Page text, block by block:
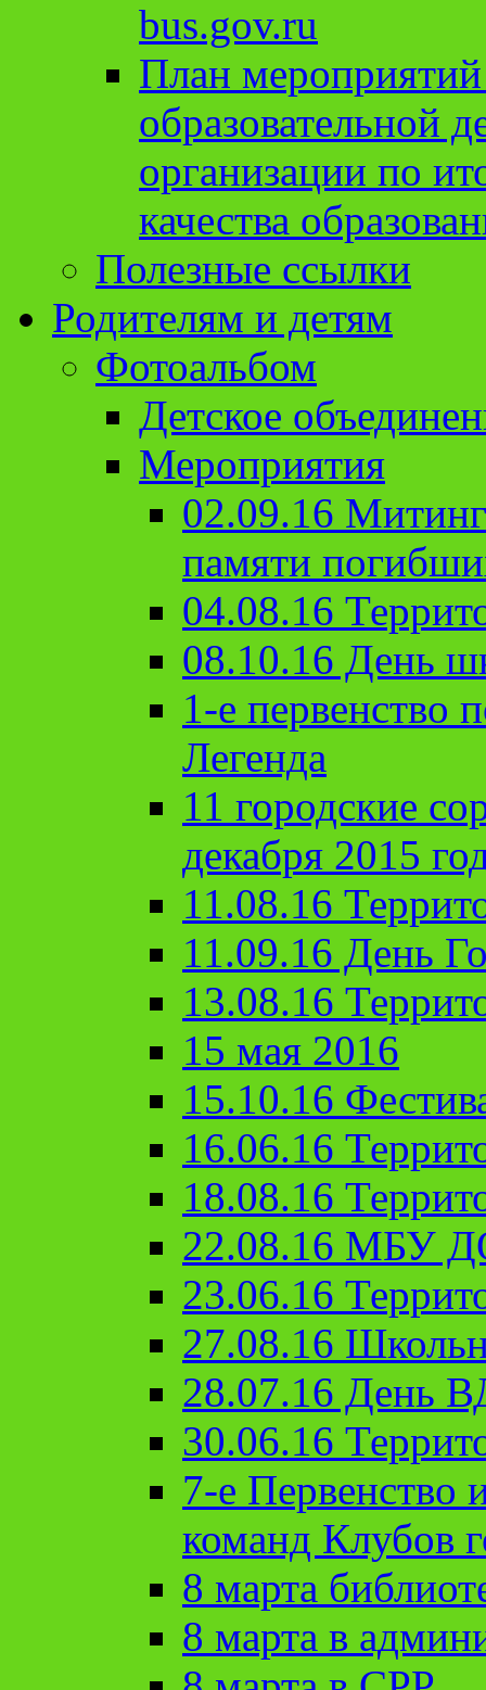
bus.gov.ru
План
образовательной
организации по
качества
Полезные ссылки
Родителям и детям
Фотоальбом
Детское
Мероприятия
02.09.16
памяти
04.08.16
08.10.16 День
1-е первенство
Легенда
11 городские
декабря 2015
11.08.16
11.09.16 День
13.08.16
15 мая 2016
15.10.16
16.06.16
18.08.16
22.08.16 МБУ
23.06.16
27.08.16
28.07.16 День
30.06.16
7-е Первенство
команд Клубов
8 марта
8 марта в